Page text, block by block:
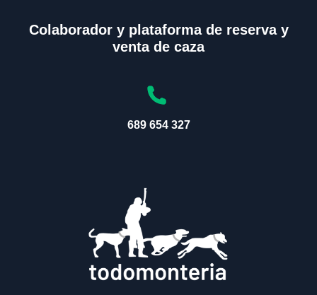
Colaborador y plataforma de reserva y
venta de caza
689 654 327